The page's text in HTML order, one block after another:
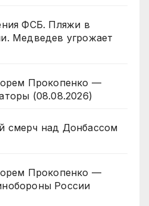
ФСБ. Пляжи в
Медведев угрожает
Прокопенко —
(08.08.2026)
смерч над Донбассом
Прокопенко —
России